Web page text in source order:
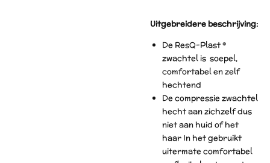
Uitgebreidere beschrijving:
De ResQ-Plast ®
zwachtel is soepel,
comfortabel en zelf
hechtend
De compressie zwachtel
hecht aan zichzelf dus
niet aan huid of het
haar In het gebruikt
uitermate comfortabel